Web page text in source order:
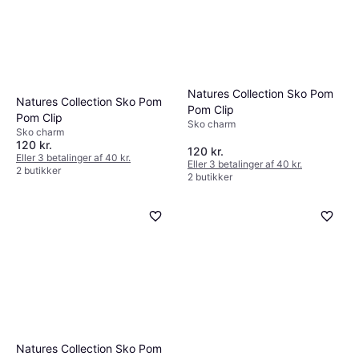
Natures Collection Sko Pom
Pom Clip
Sko charm
120 kr.
Eller 3 betalinger af 40 kr.
2 butikker
Natures Collection Sko Pom
Pom Clip
Sko charm
120 kr.
Eller 3 betalinger af 40 kr.
2 butikker
Natures Collection Sko Pom